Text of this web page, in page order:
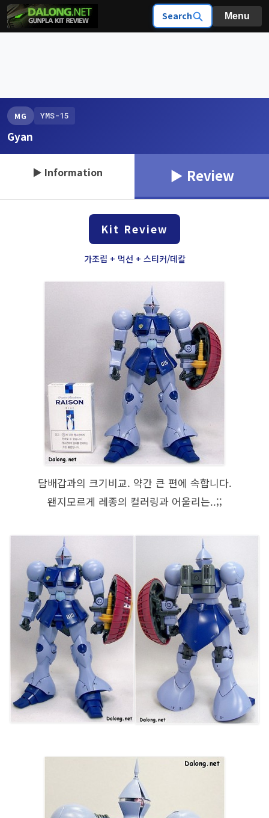
Search Menu
MG YMS-15
Gyan
▶ Information ▶ Review
Kit Review
가조립 + 먹선 + 스티커/데칼
담배갑과의 크기비교. 약간 큰 편에 속합니다.
왠지모르게 레종의 컬러링과 어울리는..;;